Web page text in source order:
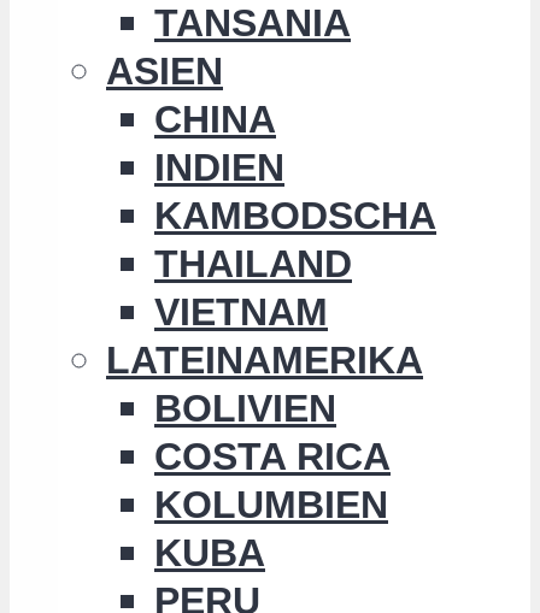
TANSANIA
ASIEN
CHINA
INDIEN
KAMBODSCHA
THAILAND
VIETNAM
LATEINAMERIKA
BOLIVIEN
COSTA RICA
KOLUMBIEN
KUBA
PERU